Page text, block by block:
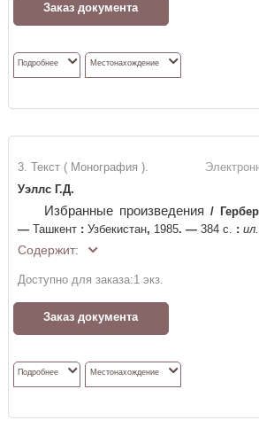
Заказ документа
Подробнее Местонахождение
3. Текст ( Монография ).
Уэллс Г.Д.
Избранные произведения /
—Ташкент : Узбекистан, 1985. —384 с. : ил.
Содержит:
Доступно для заказа:1 экз.
Заказ документа
Подробнее Местонахождение